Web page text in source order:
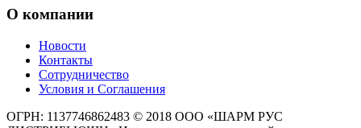
О компании
Новости
Контакты
Сотрудничество
Условия и Соглашения
ОГРН: 1137746862483 © 2018 ООО «ШАРМ РУС